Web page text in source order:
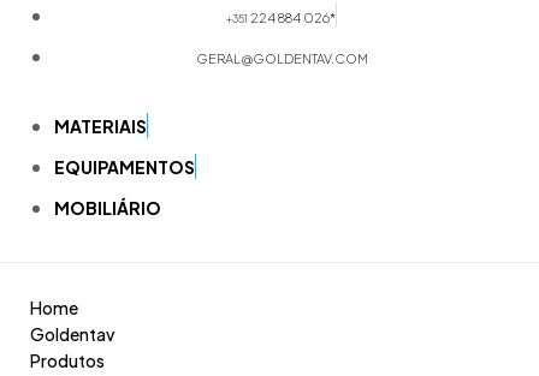
+351 224 884 026*
GERAL@GOLDENTAV.COM
MATERIAIS
EQUIPAMENTOS
MOBILIÁRIO
Home
Goldentav
Produtos